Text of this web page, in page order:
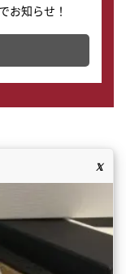
お知らせ！
出来ます。